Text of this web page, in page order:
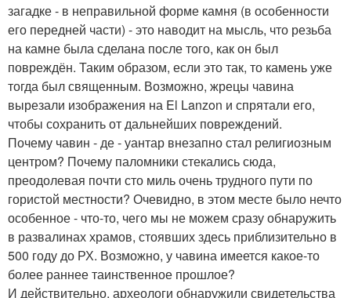
загадке - в неправильной форме камня (в особенности
его передней части) - это наводит на мысль, что резьба
на камне была сделана после того, как он был
повреждён. Таким образом, если это так, то камень уже
тогда был священным. Возможно, жрецы чавина
вырезали изображения на El Lanzon и спрятали его,
чтобы сохранить от дальнейших повреждений.
Почему чавин - де - уантар внезапно стал религиозным
центром? Почему паломники стекались сюда,
преодолевая почти сто миль очень трудного пути по
гористой местности? Очевидно, в этом месте было нечто
особенное - что-то, чего мы не можем сразу обнаружить
в развалинах храмов, стоявших здесь приблизительно в
500 году до РХ. Возможно, у чавина имеется какое-то
более раннее таинственное прошлое?
И действительно, археологи обнаружили свидетельства